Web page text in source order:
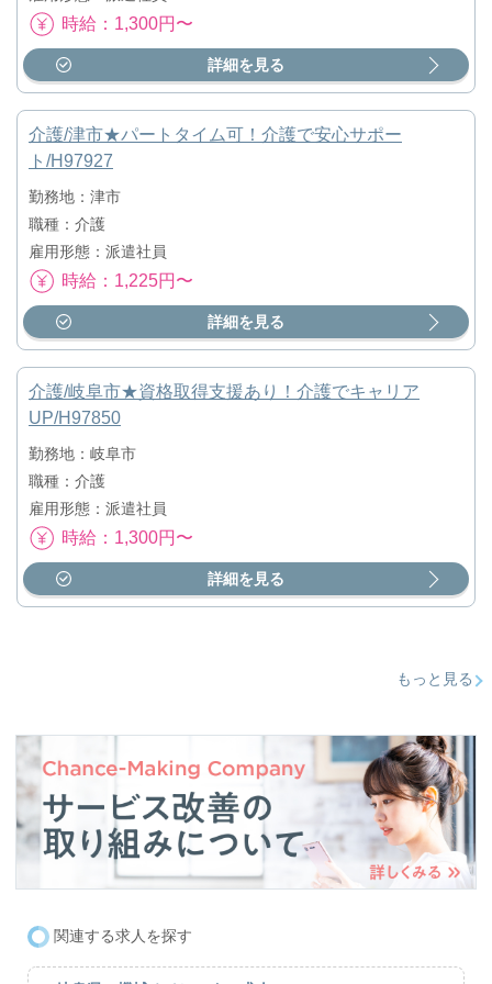
時給：1,300円〜
詳細を見る
介護/津市★パートタイム可！介護で安心サポー
ト/H97927
勤務地：津市
職種：介護
雇用形態：派遣社員
時給：1,225円〜
詳細を見る
介護/岐阜市★資格取得支援あり！介護でキャリア
UP/H97850
勤務地：岐阜市
職種：介護
雇用形態：派遣社員
時給：1,300円〜
詳細を見る
もっと見る
関連する求人を探す